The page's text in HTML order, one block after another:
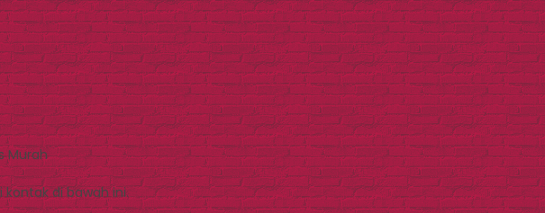
Murah
di bawah ini.